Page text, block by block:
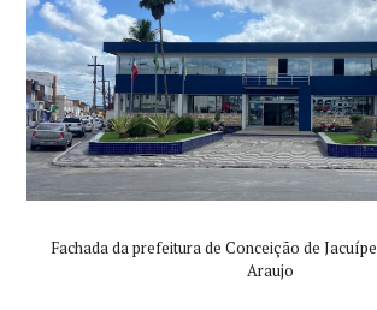
Fachada da prefeitura de Conceição de
Araujo